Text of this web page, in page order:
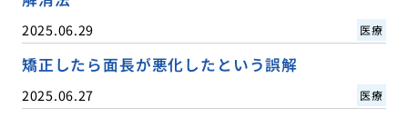
2025.06.29 医療
矯正したら面長が悪化したという誤解
2025.06.27 医療